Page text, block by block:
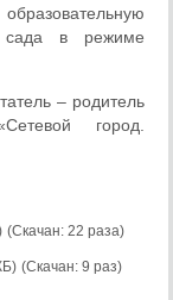
сада в режиме
– родитель
город.
(Скачан: 22 раза)
(Скачан: 9 раз)